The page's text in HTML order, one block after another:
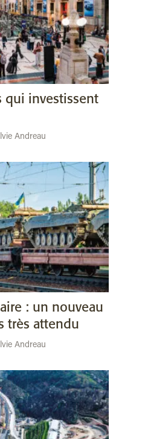
qui investissent
Andreau
: un nouveau
très attendu
Andreau